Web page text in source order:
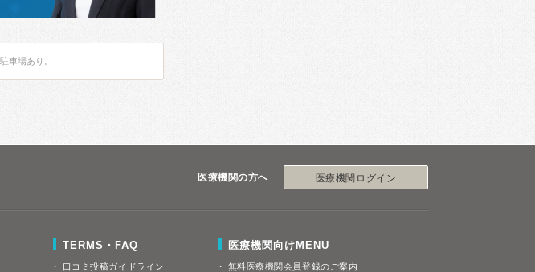
車場あり。
医療機関の方へ 医療機関ログイン
TERMS・FAQ
口コミ投稿ガイドライン
医療機関向けMENU
無料医療機関会員登録のご案内